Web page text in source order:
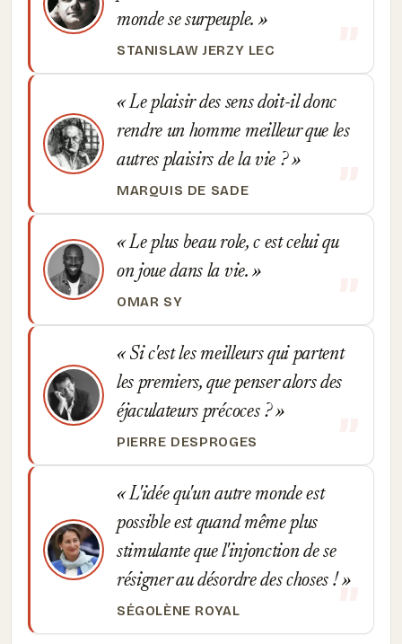
monde se surpeuple.
STANISLAW JERZY LEC
Le plaisir des sens doit-il donc
rendre un homme meilleur que les
autres plaisirs de la vie ?
MARQUIS DE SADE
Le plus beau role, c est celui qu
on joue dans la vie.
OMAR SY
Si c'est les meilleurs qui partent
les premiers, que penser alors des
éjaculateurs précoces ?
PIERRE DESPROGES
L'idée qu'un autre monde est
possible est quand même plus
stimulante que l'injonction de se
résigner au désordre des choses !
SÉGOLÈNE ROYAL